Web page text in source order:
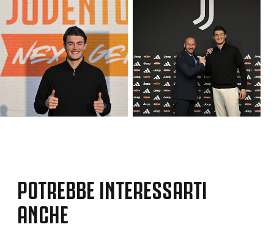
POTREBBE INTERESSARTI
ANCHE